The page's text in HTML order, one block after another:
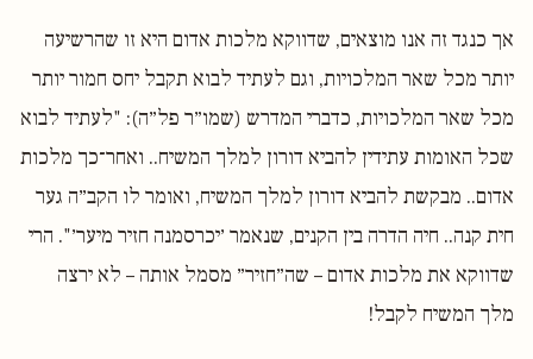
אך כנגד זה אנו מוצאים, שדווקא מלכות אדום היא זו שהרשיעה
יותר מכל שאר המלכויות, וגם לעתיד לבוא תקבל יחס חמור יותר
מכל שאר המלכויות, כדברי המדרש (שמו״ר פל״ה): "לעתיד לבוא
שכל האומות עתידין להביא דורון למלך המשיח.. ואחר־כך מלכות
אדום.. מבקשת להביא דורון למלך המשיח, ואומר לו הקב״ה גער
חית קנה.. חיה הדרה בין הקנים, שנאמר ׳יכרסמנה חזיר מיער׳". הרי
שדווקא את מלכות אדום – שה״חזיר״ מסמל אותה – לא ירצה
מלך המשיח לקבל!